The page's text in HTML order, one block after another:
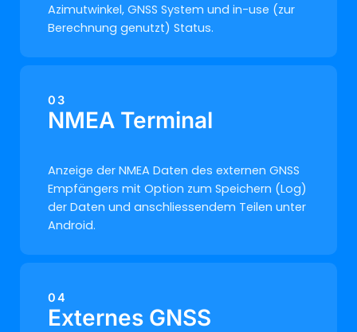
Azimutwinkel, GNSS System und in-use (zur
Berechnung genutzt) Status.
03
NMEA Terminal
Anzeige der NMEA Daten des externen GNSS
Empfängers mit Option zum Speichern (Log)
der Daten und anschliessendem Teilen unter
Android.
04
Externes GNSS